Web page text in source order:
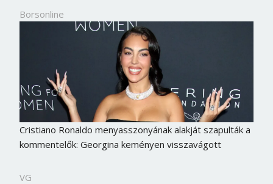
Borsonline
Cristiano Ronaldo menyasszonyának alakját szapulták a
kommentelők: Georgina keményen visszavágott
VG